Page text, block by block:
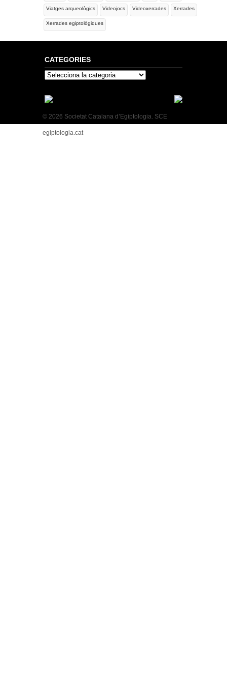
Viatges arqueològics Videojocs Videoxerrades Xerrades
Xerrades egiptològiques
CATEGORIES
Categories
© 2026 Societat Catalana d’Egiptologia. SCE
egiptologia.cat